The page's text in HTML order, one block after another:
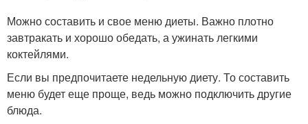
Можно составить и свое меню диеты. Важно плотно
завтракать и хорошо обедать, а ужинать легкими
коктейлями.
Если вы предпочитаете недельную диету. То составить
меню будет еще проще, ведь можно подключить другие
блюда.